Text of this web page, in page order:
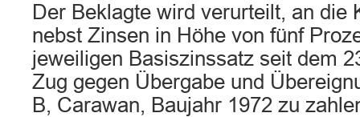
Der Beklagte wird verurteilt, an die
nebst Zinsen in Höhe von fünf
jeweiligen Basiszinssatz seit dem
Zug gegen Übergabe und
B, Carawan, Baujahr 1972 zu